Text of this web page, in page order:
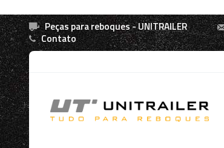
Peças para reboques - UNITRAILER
Contato